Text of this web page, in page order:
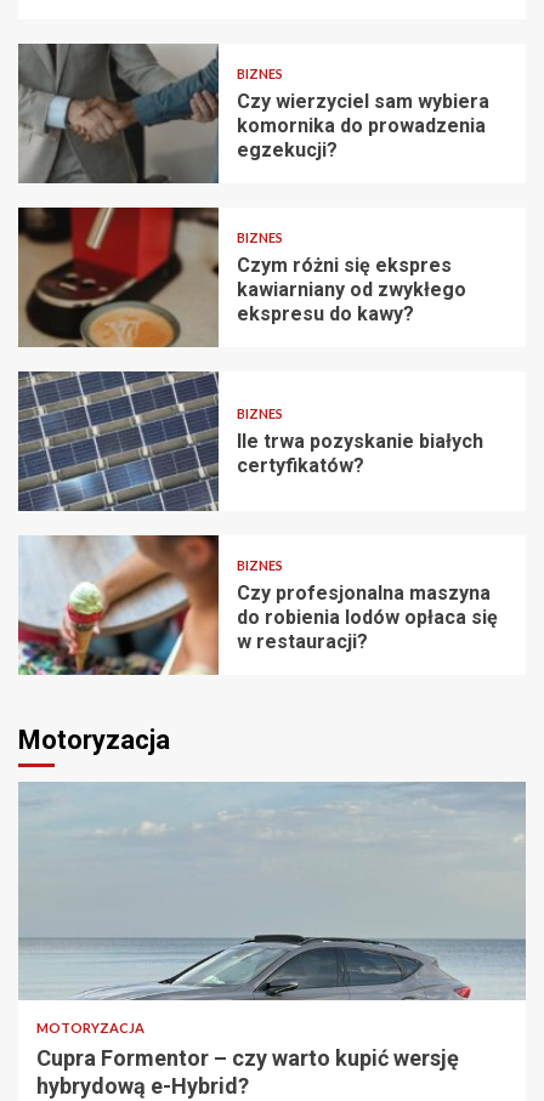
BIZNES
Czy wierzyciel sam wybiera
komornika do prowadzenia
egzekucji?
BIZNES
Czym różni się ekspres
kawiarniany od zwykłego
ekspresu do kawy?
BIZNES
Ile trwa pozyskanie białych
certyfikatów?
BIZNES
Czy profesjonalna maszyna
do robienia lodów opłaca się
w restauracji?
Motoryzacja
MOTORYZACJA
Cupra Formentor – czy warto kupić wersję
hybrydową e-Hybrid?